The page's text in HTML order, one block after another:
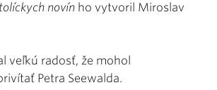
novín ho vytvoril Miroslav
veľkú radosť, že mohol
Petra Seewalda.